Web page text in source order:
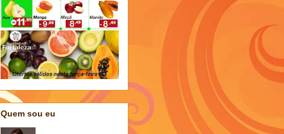
Quem sou eu